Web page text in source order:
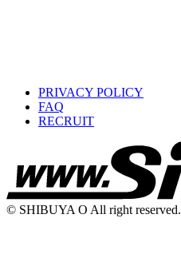
PRIVACY POLICY
FAQ
RECRUIT
© SHIBUYA O All right reserved.